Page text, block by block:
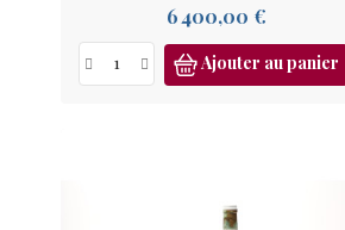
6 400,00 €Prix
Ajouter au panier